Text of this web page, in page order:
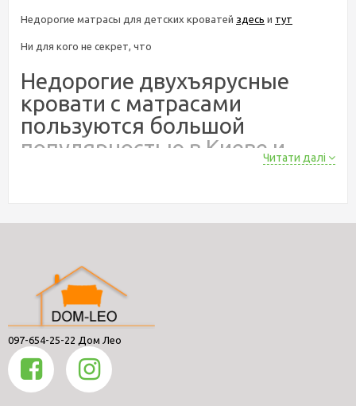
Недорогие матрасы для детских кроватей здесь и тут
Ни для кого не секрет, что
Недорогие двухъярусные
кровати с матрасами
пользуются большой
популярностью в Киеве и
Иринка
София
Карина Люкс
Жасмин 140
Олигарх 120, 140
Читати далі
097-654-25-22 Дом Лео